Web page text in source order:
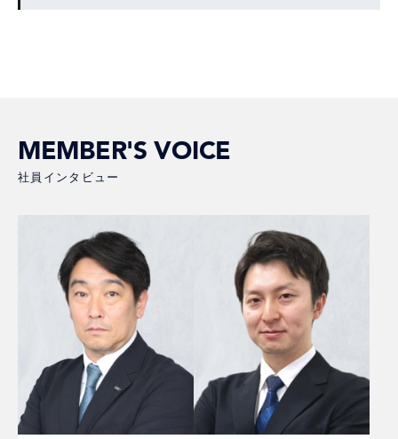
MEMBER'S VOICE
社員インタビュー